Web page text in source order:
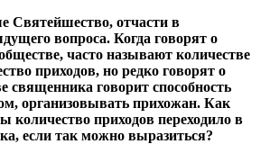
Святейшество, отчасти в
вопроса. Когда говорят о
часто называют количестве
приходов, но редко говорят о
священника говорит способность
организовывать прихожан. Как
количество приходов переходило в
если так можно выразиться?